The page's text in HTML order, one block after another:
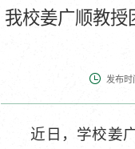
我校姜广顺教
发布
近日，学校姜